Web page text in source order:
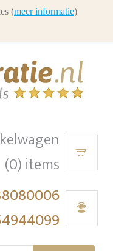
(0) items
(meer informatie)